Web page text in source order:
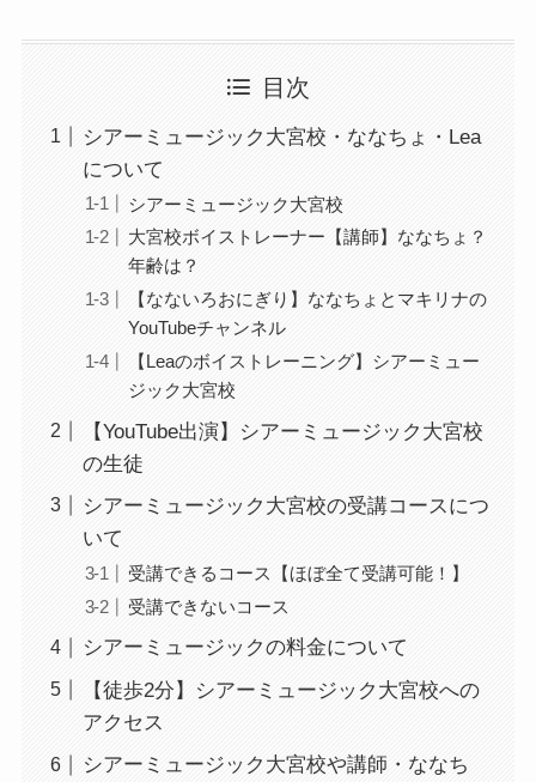
目次
シアーミュージック大宮校・ななちょ・Lea
について
シアーミュージック大宮校
大宮校ボイストレーナー【講師】ななちょ？
年齢は？
【なないろおにぎり】ななちょとマキリナの
YouTubeチャンネル
【Leaのボイストレーニング】シアーミュー
ジック大宮校
【YouTube出演】シアーミュージック大宮校
の生徒
シアーミュージック大宮校の受講コースにつ
いて
受講できるコース【ほぼ全て受講可能！】
受講できないコース
シアーミュージックの料金について
【徒歩2分】シアーミュージック大宮校への
アクセス
シアーミュージック大宮校や講師・ななち